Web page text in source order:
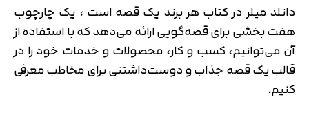
دانلد میلر در کتاب هر برند یک قصه است ، یک چارچوب
هفت بخشی برای قصه‌گویی ارائه می‌دهد که با استفاده از
آن می‌توانیم، کسب و کار، محصولات و خدمات خود را در
قالب یک قصه جذاب و دوست‌داشتنی برای مخاطب معرفی
کنیم.